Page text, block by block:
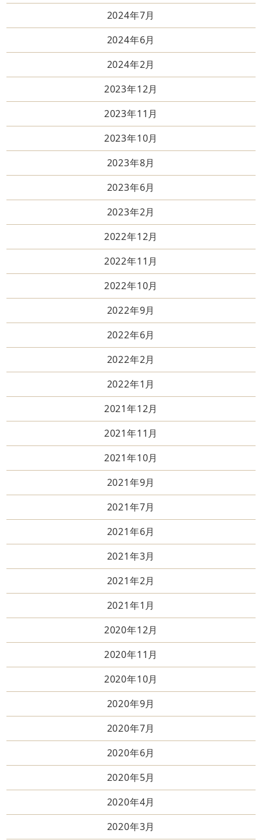
2024年7月
2024年6月
2024年2月
2023年12月
2023年11月
2023年10月
2023年8月
2023年6月
2023年2月
2022年12月
2022年11月
2022年10月
2022年9月
2022年6月
2022年2月
2022年1月
2021年12月
2021年11月
2021年10月
2021年9月
2021年7月
2021年6月
2021年3月
2021年2月
2021年1月
2020年12月
2020年11月
2020年10月
2020年9月
2020年7月
2020年6月
2020年5月
2020年4月
2020年3月